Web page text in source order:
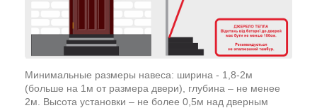
Минимальные размеры навеса: ширина - 1,8-2м
(больше на 1м от размера двери), глубина – не менее
2м. Высота установки – не более 0,5м над дверным